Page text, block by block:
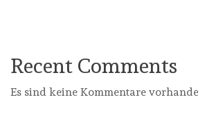
Recent Comments
Es sind keine Kommentare